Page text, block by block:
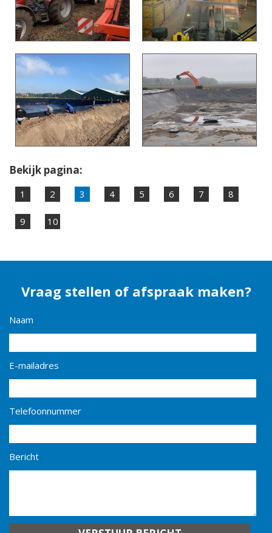
Bekijk pagina:
1 2 3 4 5 6 7 8
9 10
Vraag stellen of afspraak maken?
Naam
E-mailadres
Telefoonnummer
Bericht